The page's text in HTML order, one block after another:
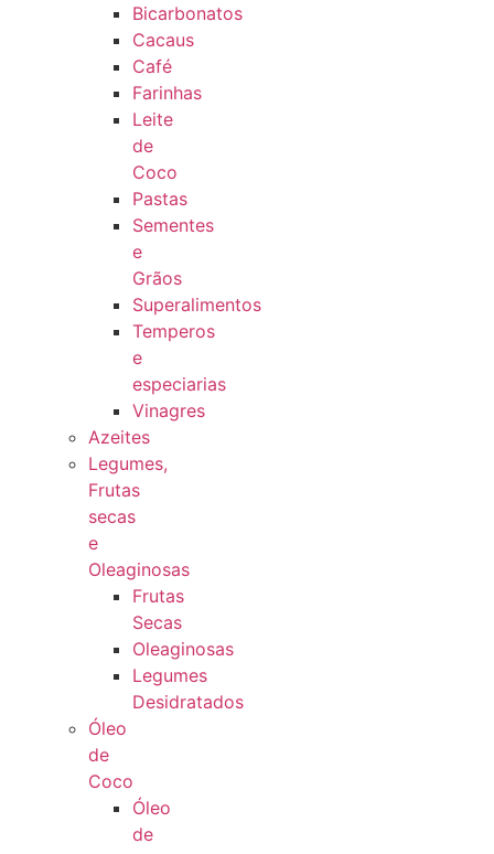
Bicarbonatos
Cacaus
Café
Farinhas
Leite
de
Coco
Pastas
Sementes
e
Grãos
Superalimentos
Temperos
e
especiarias
Vinagres
Azeites
Legumes,
Frutas
secas
e
Oleaginosas
Frutas
Secas
Oleaginosas
Legumes
Desidratados
Óleo
de
Coco
Óleo
de